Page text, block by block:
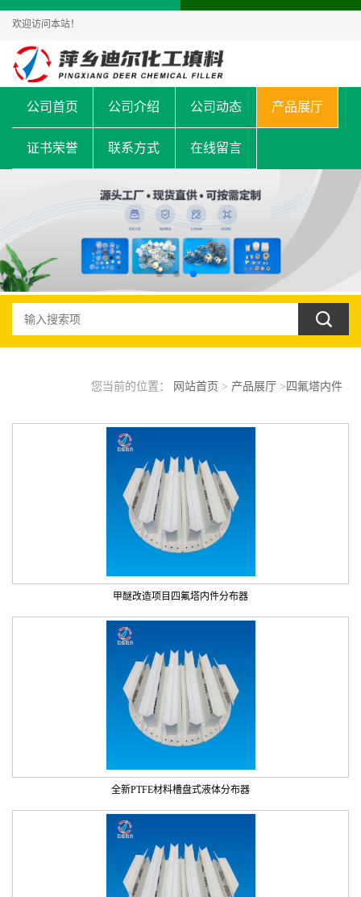
欢迎访问本站！
公司首页 公司介绍 公司动态 产品展厅
证书荣誉 联系方式 在线留言
您当前的位置： 网站首页 > 产品展厅> 四氟塔内件
甲醚改造项目四氟塔内件分布器
全新PTFE材料槽盘式液体分布器